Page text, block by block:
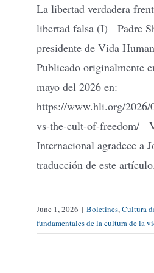
La libertad verdadera
libertad falsa (I) Padre
presidente de Vida
Publicado originalmente
mayo del 2026 en:
https://www.hli.org/2026/
vs-the-cult-of-freedom/
Internacional agradece a
traducción de este
June 1, 2026 | Boletines, Cultura
fundamentales de la cultura de la